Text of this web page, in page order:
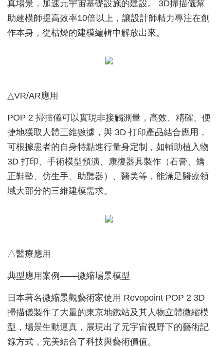
真場景，加速元宇宙基礎設施的建設。 3D掃描儀幫
助建模師提高效率10倍以上，讓設計師精力專注在創
作本身，從枯燥的建模編輯中解放出來。
△VR/AR應用
POP 2 掃描儀可以實現非接觸測量，高效、精確、便
捷地獲取人體三維數據，與 3D 打印產品結合應用，
可根據患者的自身特點進行量身定制，如輔助植入物
3D 打印、手術模型預演、康復器具製作（石膏、矯
正鞋墊、仿生手、助聽器）、醫美等，能滿足醫療領
域大部分的三維建模需求。
△醫療應用
典型應用案例——微縮場景模型
日本著名微縮景觀藝術家使用 Revopoint POP 2 3D
掃描儀製作了大量的東京地鐵站及其人物立體微縮模
型，場景生動逼真，展現出了元宇宙視野下的藝術記
錄方式，完美結合了科技與藝術價值。